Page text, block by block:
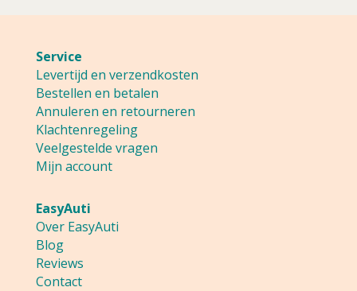
Service
Levertijd en verzendkosten
Bestellen en betalen
Annuleren en retourneren
Klachtenregeling
Veelgestelde vragen
Mijn account
EasyAuti
Over EasyAuti
Blog
Reviews
Contact